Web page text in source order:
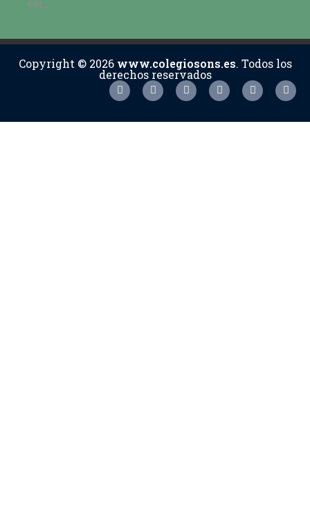
Copyright © 2026 www.colegiosons.es. Todos los
derechos reservados